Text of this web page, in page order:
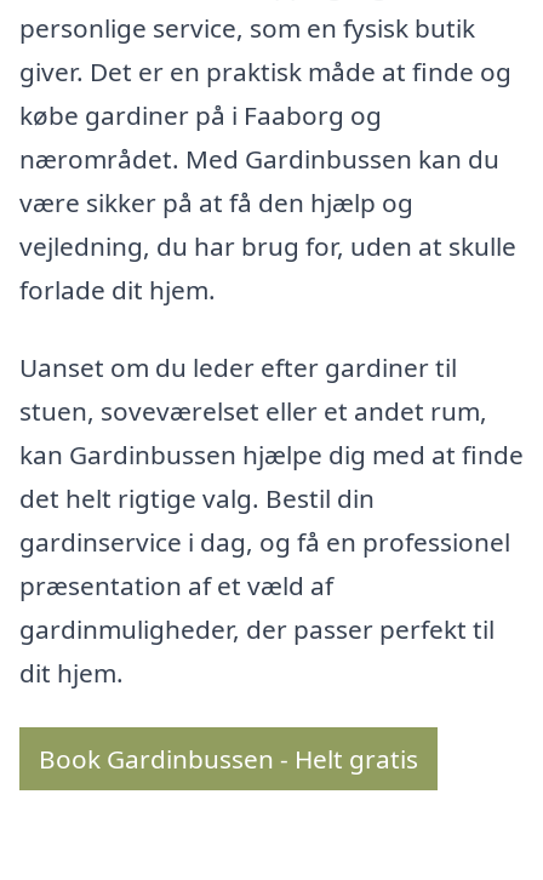
personlige service, som en fysisk butik
giver. Det er en praktisk måde at finde og
købe gardiner på i Faaborg og
nærområdet. Med Gardinbussen kan du
være sikker på at få den hjælp og
vejledning, du har brug for, uden at skulle
forlade dit hjem.
Uanset om du leder efter gardiner til
stuen, soveværelset eller et andet rum,
kan Gardinbussen hjælpe dig med at finde
det helt rigtige valg. Bestil din
gardinservice i dag, og få en professionel
præsentation af et væld af
gardinmuligheder, der passer perfekt til
dit hjem.
Book Gardinbussen - Helt gratis